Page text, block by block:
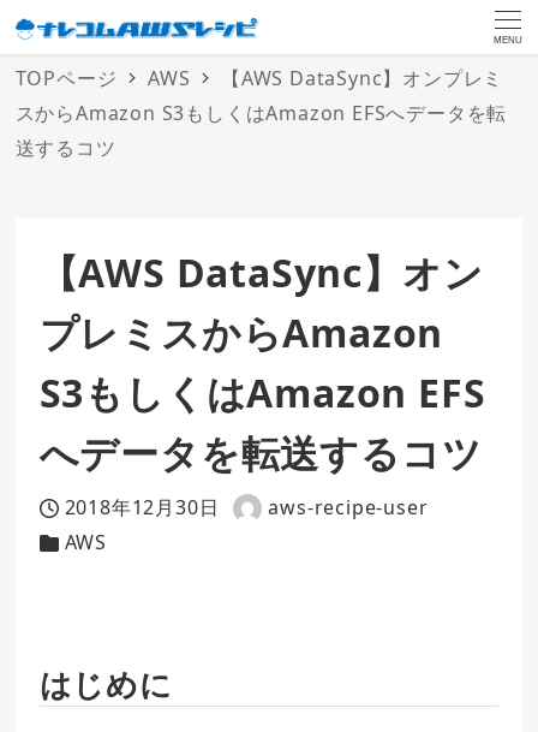
MENU
TOPページ AWS
【AWS DataSync】オンプレミ
スからAmazon S3もしくはAmazon EFSへデータを転
送するコツ
【AWS DataSync】オン
プレミスからAmazon
S3もしくはAmazon EFS
へデータを転送するコツ
投稿日
2018年12月30日
著
aws-recipe-user
カテゴリー
AWS
はじめに